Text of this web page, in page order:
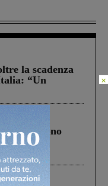
la scadenza
“Un
cui morirono
il
tir....
×